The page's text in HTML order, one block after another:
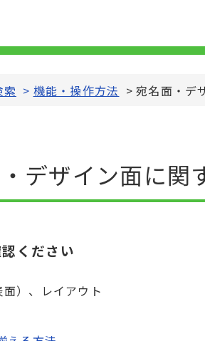
> 機能・操作方法 > 宛名面・デ
デザイン面に関
ください
）、レイアウト